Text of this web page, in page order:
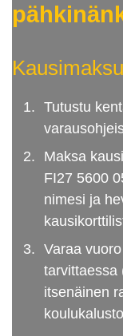
Tutustu
Maksa
FI27 5600
nimesi ja
Varaa
tarvittaessa
itsenäinen